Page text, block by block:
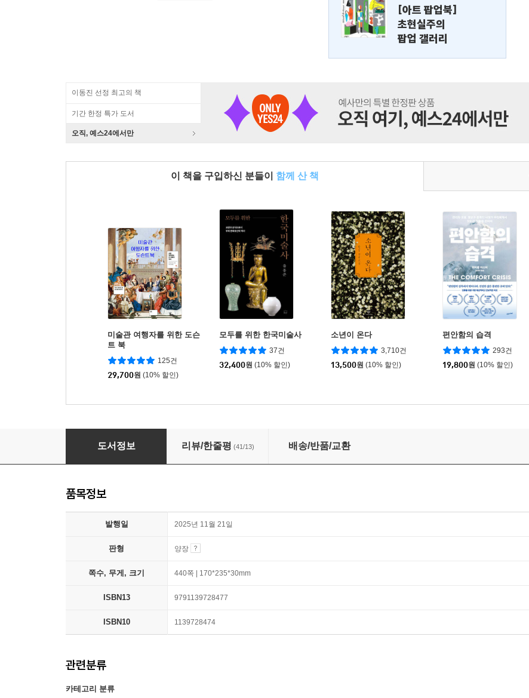
[아트 팝업북]
초현실주의
팝업 갤러리
이동진 선정 최고의 책
기간 한정 특가 도서
오직, 예스24에서만
이 책을 구입하신 분들이 함께 산 책
미술관 여행자를 위한 도슨
트 북
125건
29,700원 (10% 할인)
모두를 위한 한국미술사
37건
32,400원 (10% 할인)
소년이 온다
3,710건
13,500원 (10% 할인)
편안함의 습격
293건
19,800원 (10% 할인)
100통의 편지로 읽는 세계사
도서정보 리뷰/한줄평 (41/13) 배송/반품/교환
품목정보
발행일 2025년 11월 21일
판형 양장
쪽수, 무게, 크기 440쪽 | 170*235*30mm
ISBN13 9791139728477
ISBN10 1139728474
관련분류
카테고리 분류